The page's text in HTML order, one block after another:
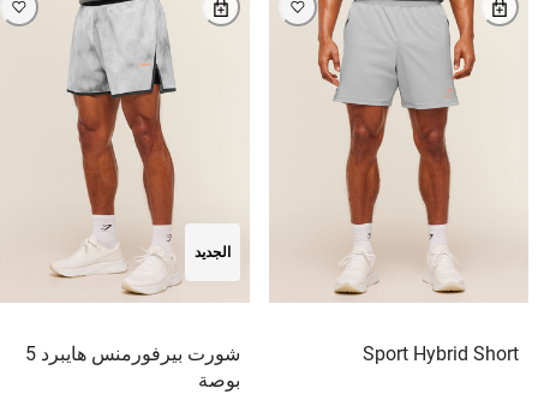
Sport Hybrid Short
الجديد
شورت بيرفورمنس هايبرد 5
بوصة